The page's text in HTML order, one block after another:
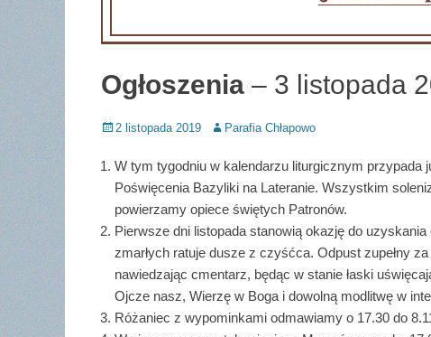
Ogłoszenia – 3 listopada
Posted
2 listopada 2019 Author
Parafia Chłapowo
W tym tygodniu w kalendarzu liturgicznym
Poświęcenia Bazyliki na Lateranie. Wszystkim
powierzamy opiece świętych Patronów.
Pierwsze dni listopada stanowią okazję do
zmarłych ratuje dusze z czyśćca. Odpust zupełny
nawiedzając cmentarz, będąc w stanie łaski
Ojcze nasz, Wierzę w Boga i dowolną modlitwę w
Różaniec z wypominkami odmawiamy o 17.30 do